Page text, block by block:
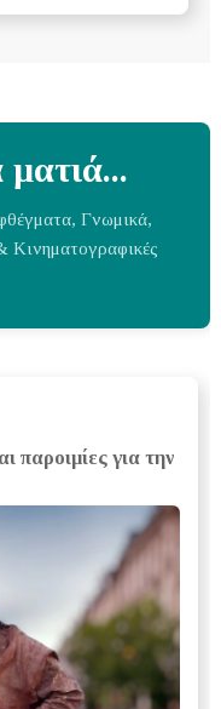
Γνωμικά,
Κινηματογραφικές
παροιμίες για την